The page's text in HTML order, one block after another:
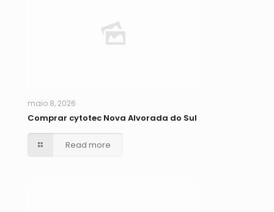
maio 8, 2026
Comprar cytotec Nova Alvorada do Sul
Read more